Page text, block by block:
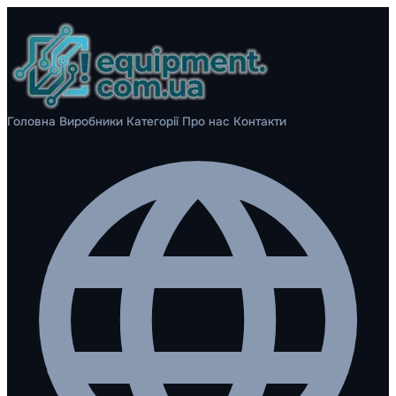
Головна Виробники Категорії Про нас Контакти